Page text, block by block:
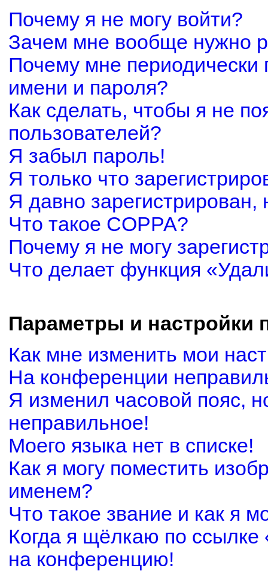
Почему я не могу войти?
Зачем мне вообще нужно
Почему мне периодически
имени и пароля?
Как сделать, чтобы я не
пользователей?
Я забыл пароль!
Я только что
Я давно
Что такое COPPA?
Почему я не могу
Что делает функция
Параметры и настройки
Как мне изменить мои
На конференции
Я изменил часовой пояс,
неправильное!
Моего языка нет в списке!
Как я могу поместить
именем?
Что такое звание и как я
Когда я щёлкаю по ссылке
на конференцию!